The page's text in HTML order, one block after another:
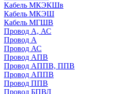
Кабель МКЭКШв
Кабель МКЭШ
Кабель МГШВ
Провод А, АС
Провод А
Провод АС
Провод АПВ
Провод АППВ, ППВ
Провод АППВ
Провод ППВ
Провод БПВЛ